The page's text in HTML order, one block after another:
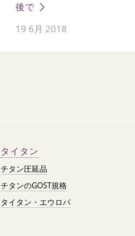
後で
19 6月 2018
タイタン
チタン圧延品
チタンのGOST規格
タイタン・エウロパ